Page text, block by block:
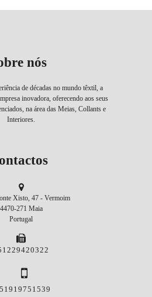
nós
de décadas no mundo têxtil, a
inovadora, oferecendo aos seus
na área das Meias, Collants e
Interiores.
Xisto, 47 - Vermoim
4470-271 Maia
Portugal